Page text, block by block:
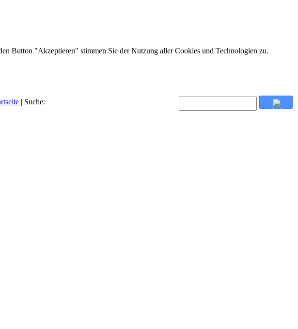
Button "Akzeptieren" stimmen Sie der Nutzung aller Cookies und Technologien zu.
| Suche: